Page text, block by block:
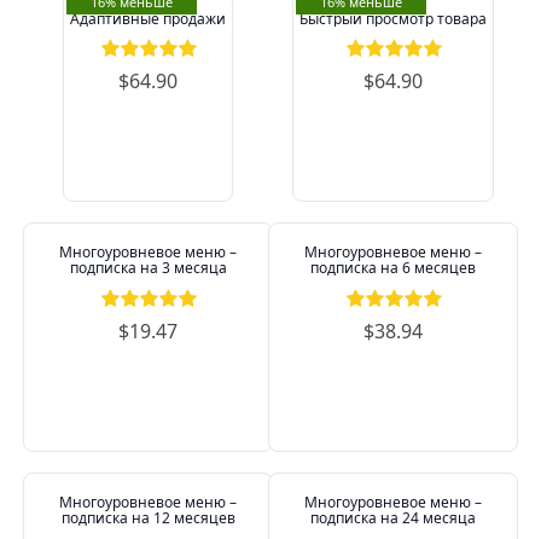
Адаптивные продажи
$64.90
Быстрый просмотр товара
$64.90
Многоуровневое меню –
подписка на 3 месяца
$19.47
Многоуровневое меню –
подписка на 6 месяцев
$38.94
Многоуровневое меню –
подписка на 12 месяцев
Многоуровневое меню –
подписка на 24 месяца